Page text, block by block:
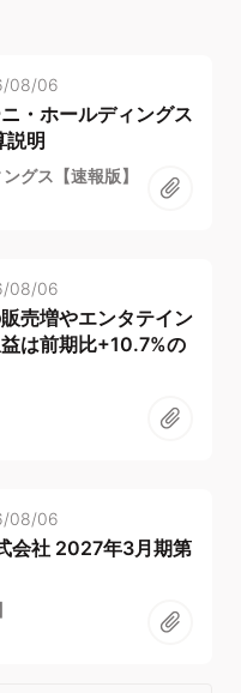
08/06
・ホールディングス
説明
グス【速報版】
08/06
売増やエンタテイン
は前期比+10.7%の
08/06
会社 2027年3月期第